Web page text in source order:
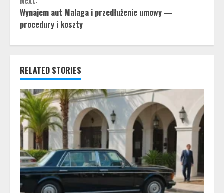
Wynajem aut Malaga i przedłużenie umowy —
procedury i koszty
RELATED STORIES